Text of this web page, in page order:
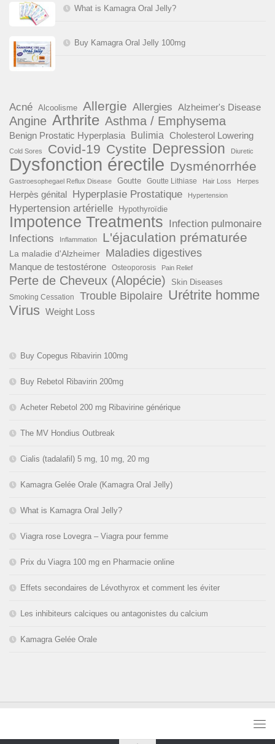
What is Kamagra Oral Jelly?
Buy Kamagra Oral Jelly 100mg
Acné Alcoolisme Allergie Allergies Alzheimer's Disease
Angine Arthrite Asthma / Emphysema
Benign Prostatic Hyperplasia Bulimia Cholesterol Lowering
Cold Sores Covid-19 Cystite Depression Diuretic
Dysfonction érectile Dysménorrhée
Gastroesophegael Reflux Disease Goutte Goutte Lithiase Hair Loss Herpes
Herpès génital Hyperplasie Prostatique Hypertension
Hypertension artérielle Hypothyroïdie
Impotence Treatments Infection pulmonaire
Infections
Inflammation L'éjaculation prématurée
La maladie d'Alzheimer Maladies digestives
Manque de testostérone Osteoporosis Pain Relief
Perte de Cheveux (Alopécie) Skin Diseases
Smoking Cessation Trouble Bipolaire Urétrite homme
Virus Weight Loss
Buy Copegus Ribavirin 100mg
Buy Rebetol Ribavirin 200mg
Acheter Rebetol 200 mg Ribavirine générique
The MV Hondius Outbreak
Cialis (tadalafil) 5 mg, 10 mg, 20 mg
Kamagra Gelée Orale (Kamagra Oral Jelly)
What is Kamagra Oral Jelly?
Viagra rose Lovegra – Viagra pour femme
Prix du Viagra 100 mg en Pharmacie online
Effets secondaires de Lévothyrox et comment les éviter
Les inhibiteurs calciques ou antagonistes du calcium
Kamagra Gelée Orale